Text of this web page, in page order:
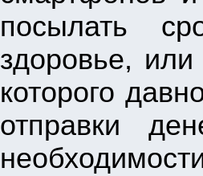
посылать
здоровье, или
которого
отправки